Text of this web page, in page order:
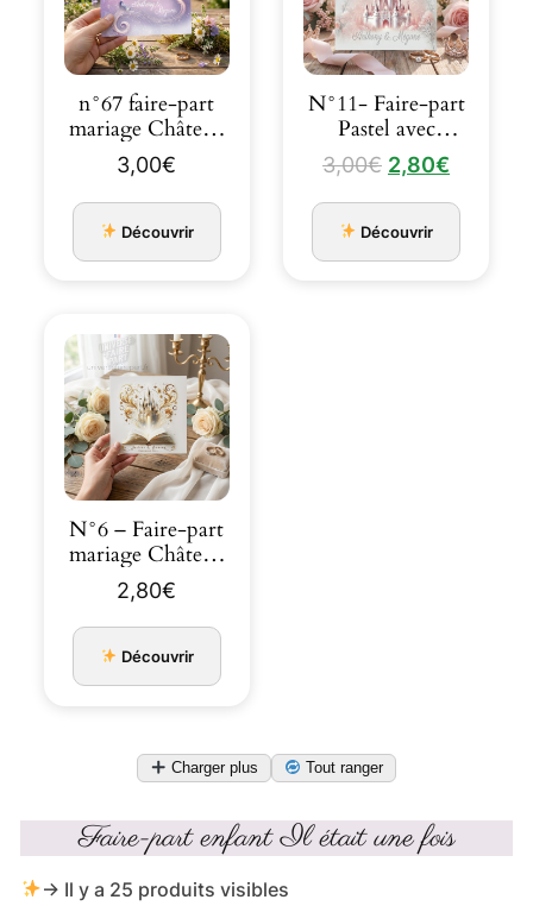
n°67 faire-part
mariage Château
de Cendrillon
Parme et…
3,00€
Découvrir
N°11- Faire-part
Pastel avec
Château Rose
Dessiné à la…
3,00€ Le
prix
initial
était :
2,80€
prix
est :
Découvrir
N°6 – Faire-part
mariage Château
Or conte de fées
2,80€
Découvrir
Charger plus Tout ranger
Faire-part enfant Il était une fois
→ Il y a 25 produits visibles